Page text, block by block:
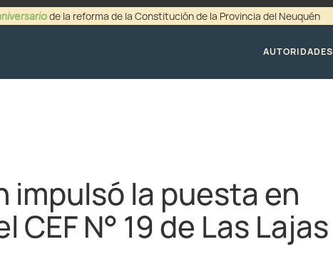
de la reforma de la Constitución de la Provincia del Neuquén
AUTORIDADES
impulsó la puesta en
CEF N° 19 de Las Lajas